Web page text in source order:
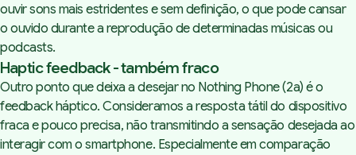
ouvir sons mais estridentes e sem definição, o que pode cansar
o ouvido durante a reprodução de determinadas músicas ou
podcasts.
Haptic feedback - também fraco
Outro ponto que deixa a desejar no Nothing Phone (2a) é o
feedback háptico. Consideramos a resposta tátil do dispositivo
fraca e pouco precisa, não transmitindo a sensação desejada ao
interagir com o smartphone. Especialmente em comparação